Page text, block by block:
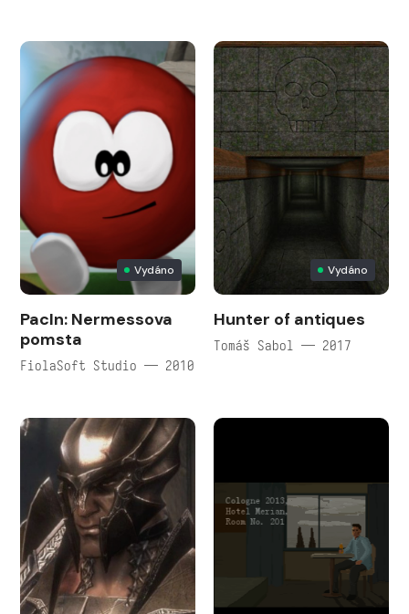
Vydáno
PacIn: Nermessova
pomsta
FiolaSoft Studio — 2010
Vydáno
Hunter of antiques
Tomáš Sabol — 2017